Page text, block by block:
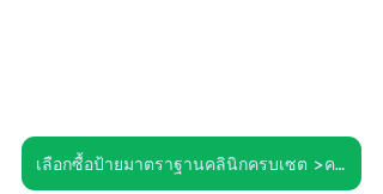
เลือกซื้อป้ายมาตราฐานคลินิกครบเซต >คลิก<